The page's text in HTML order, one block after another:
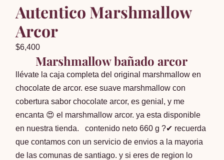
Autentico Marshmallow
Arcor
$6,400
Marshmallow bañado arcor
llévate la caja completa del original marshmallow en
chocolate de arcor. ese suave marshmallow con
cobertura sabor chocolate arcor, es genial, y me
encanta 😍 el marshmallow arcor. ya esta disponible
en nuestra tienda. contenido neto 660 g ?✔ recuerda
que contamos con un servicio de envios a la mayoria
de las comunas de santiago. y si eres de region lo